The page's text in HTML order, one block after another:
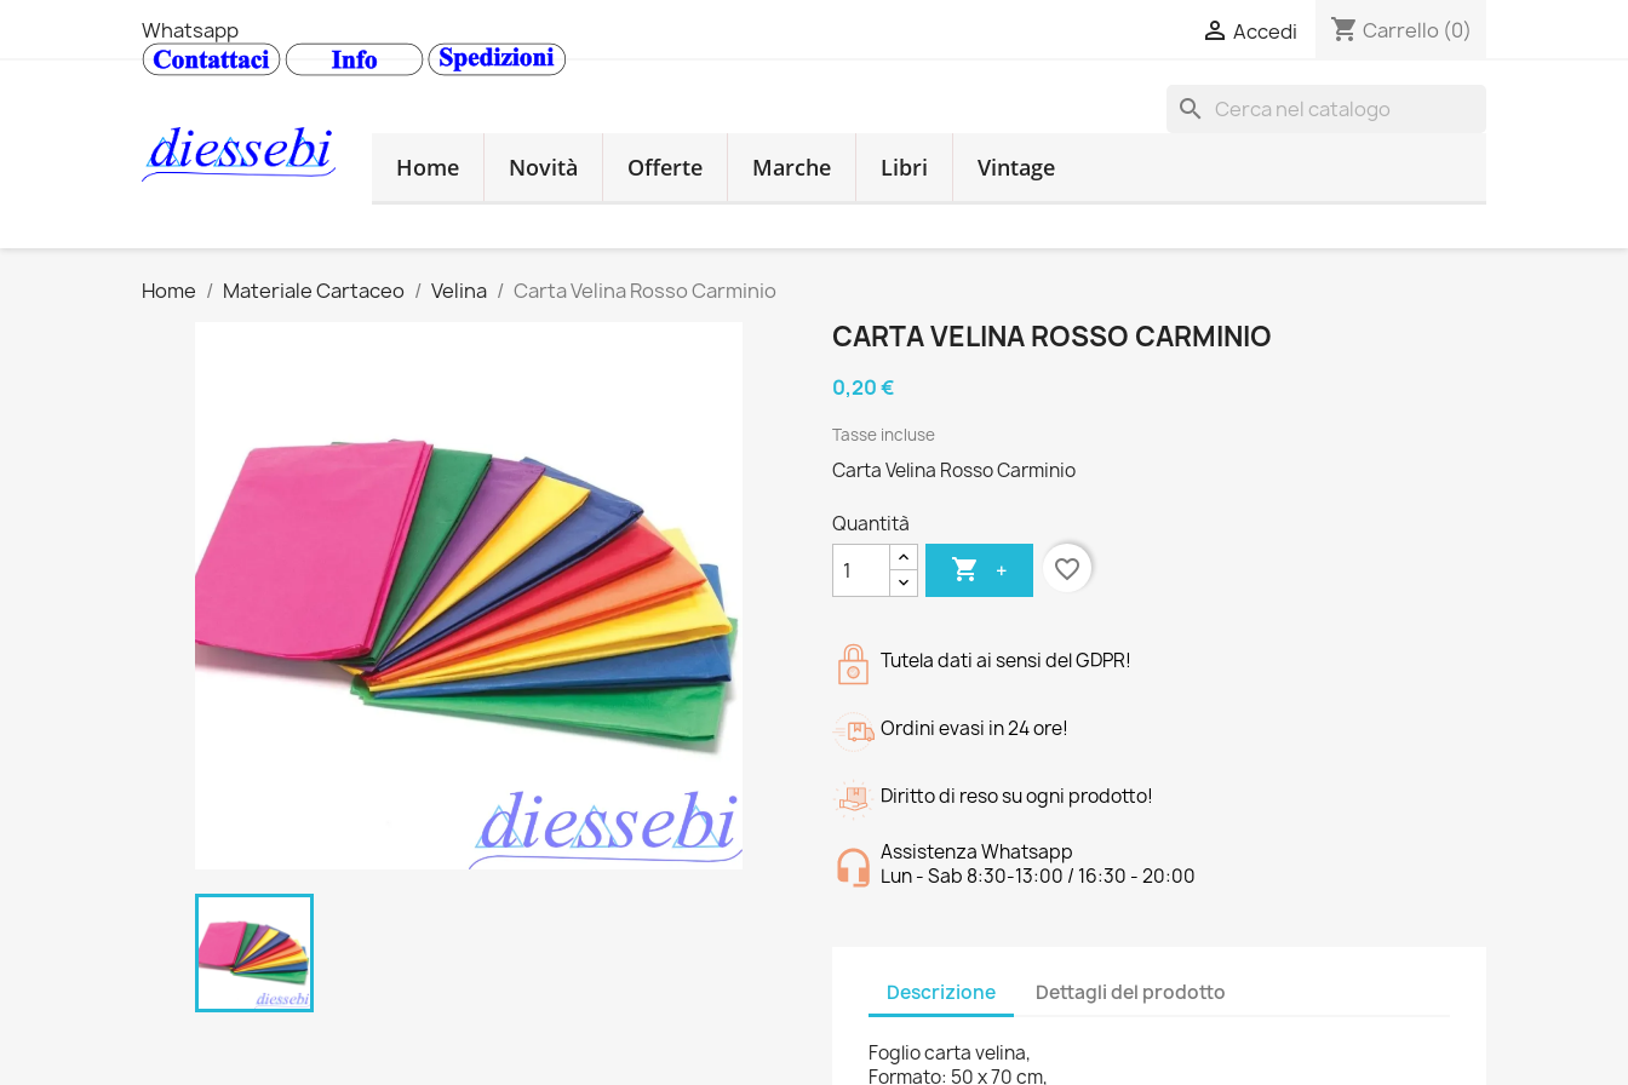
Whatsapp  Accedi shopping_cart Carrello (0)
search
Home
Novità Offerte Marche Libri Vintage
Home Materiale Cartaceo Velina Carta Velina Rosso Carminio
CARTA VELINA ROSSO CARMINIO
0,20 €
Tasse incluse
Carta Velina Rosso Carminio
Quantità
 + favorite_border
Tutela dati ai sensi del GDPR!
Ordini evasi in 24 ore!
Diritto di reso su ogni prodotto!
Assistenza Whatsapp
Lun - Sab 8:30-13:00 / 16:30 - 20:00
Descrizione Dettagli del prodotto
Foglio carta velina,
Formato: 50 x 70 cm,